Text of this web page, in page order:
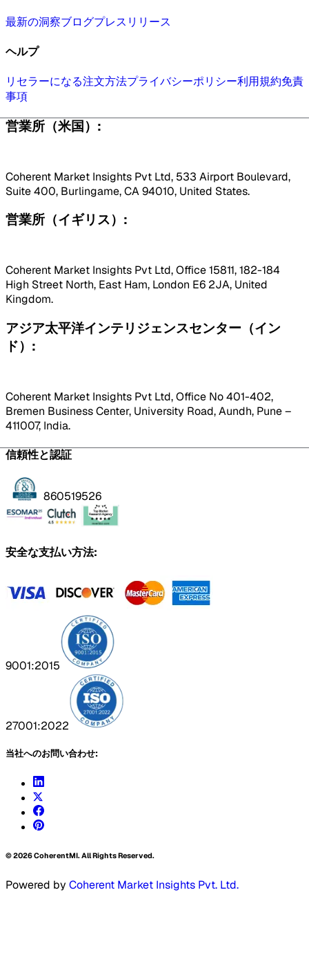
最新の洞察ブログプレスリリース
ヘルプ
リセラーになる注文方法プライバシーポリシー利用規約免責
事項
営業所（米国）:
Coherent Market Insights Pvt Ltd, 533 Airport Boulevard,
Suite 400, Burlingame, CA 94010, United States.
営業所（イギリス）:
Coherent Market Insights Pvt Ltd, Office 15811, 182-184
High Street North, East Ham, London E6 2JA, United
Kingdom.
アジア太平洋インテリジェンスセンター（イン
ド）:
Coherent Market Insights Pvt Ltd, Office No 401-402,
Bremen Business Center, University Road, Aundh, Pune –
411007, India.
信頼性と認証
860519526
安全な支払い方法:
9001:2015
27001:2022
当社へのお問い合わせ:
©2026CoherentMI. All Rights Reserved.
Powered by Coherent Market Insights Pvt. Ltd.